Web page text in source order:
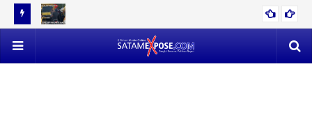
TON
EVAKUASI 53 TON TIMAH MENDAPAT PERLAWANAN SENGIT,
POLISI VS SATLAP TRICAKTI